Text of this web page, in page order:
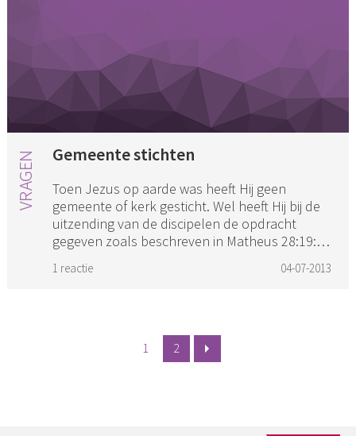
Gemeente stichten
Toen Jezus op aarde was heeft Hij geen
gemeente of kerk gesticht. Wel heeft Hij bij de
uitzending van de discipelen de opdracht
gegeven zoals beschreven in Matheus 28:19:
1 reactie 04-07-2013
1 2